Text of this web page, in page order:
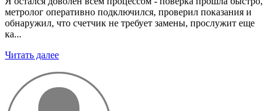
метролог оперативно подключился, проверил показания и
обнаружил, что счетчик не требует замены, прослужит еще
ка...
Читать далее